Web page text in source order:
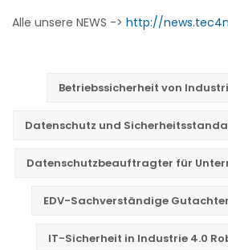
Alle unsere NEWS -> http://
Betriebssicherheit von
Datenschutz und
Datenschutzbeauftragter für
EDV-Sachverständige
IT-Sicherheit in Industrie 4.0